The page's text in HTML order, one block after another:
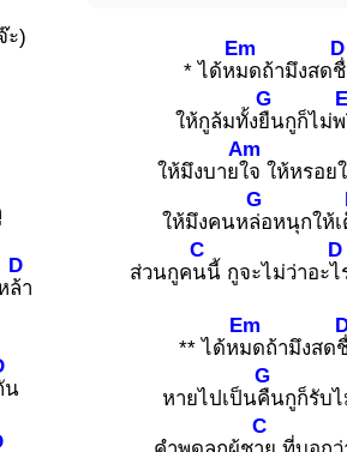
ะ)
D
ล้า
น
* ได้ห
Em
มดถ้ามึงสด
D
ให้กูล้มทั้ง
G
ยืนกูก็ไม่พ
ให้มึงบาย
Am
ใจ ให้หรอย
ให้มึงคนห
G
ล่อหนุกให้
ส่วนกูค
C
นนี้ กูจะไม่ว่าอะ
D
ไ
** ได้ห
Em
มดถ้ามึงสด
หายไปเป็น
G
คืนกูก็รับ
C